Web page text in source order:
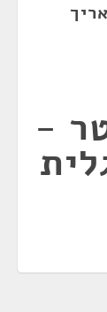
ה-9 מתאריך
-